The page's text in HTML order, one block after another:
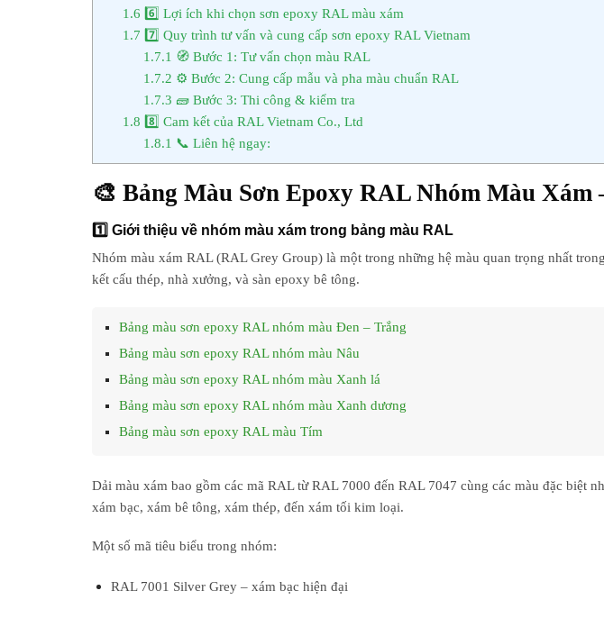
1.6 6️⃣ Lợi ích khi chọn sơn epoxy RAL màu xám
1.7 7️⃣ Quy trình tư vấn và cung cấp sơn epoxy RAL Vietnam
1.7.1 🧭 Bước 1: Tư vấn chọn màu RAL
1.7.2 ⚙️ Bước 2: Cung cấp mẫu và pha màu chuẩn RAL
1.7.3 🧱 Bước 3: Thi công & kiểm tra
1.8 8️⃣ Cam kết của RAL Vietnam Co., Ltd
1.8.1 📞 Liên hệ ngay:
🎨 Bảng Màu Sơn Epoxy RAL Nhóm Màu
1️⃣ Giới thiệu về nhóm màu xám trong bảng màu RAL
Nhóm màu xám RAL (RAL Grey Group) là một trong những hệ màu quan trọng nhất
kết cấu thép, nhà xưởng, và sàn epoxy bê tông.
Bảng màu sơn epoxy RAL nhóm màu Đen – Trắng
Bảng màu sơn epoxy RAL nhóm màu Nâu
Bảng màu sơn epoxy RAL nhóm màu Xanh lá
Bảng màu sơn epoxy RAL nhóm màu Xanh dương
Bảng màu sơn epoxy RAL màu Tím
Dải màu xám bao gồm các mã RAL từRAL 7000 đến RAL 7047 cùng các màu đặc biệt
xám bạc, xám bê tông, xám thép, đến xám tối kim loại.
Một số mã tiêu biểu trong nhóm:
RAL 7001 Silver Grey– xám bạc hiện đại